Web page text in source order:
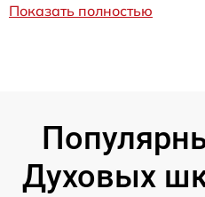
Показать полностью
Духовых